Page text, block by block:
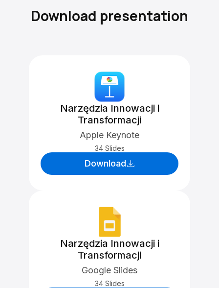
Download presentation
Narzędzia Innowacji i
Transformacji
Apple Keynote
34 Slides
Download
Narzędzia Innowacji i
Transformacji
Google Slides
34 Slides